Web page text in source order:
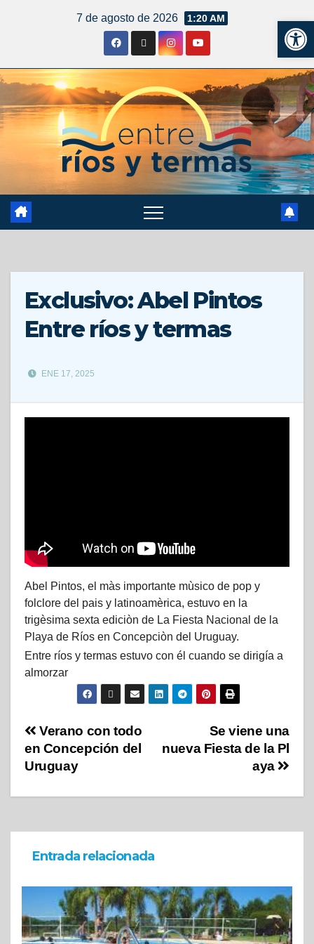
7 de agosto de 2026 1:20 AM
Exclusivo: Abel Pintos
Entre ríos y termas
ENE 17, 2025
Abel Pintos, el màs importante mùsico de pop y
folclore del pais y latinoamèrica, estuvo en la
trigèsima sexta ediciòn de La Fiesta Nacional de la
Playa de Ríos en Concepciòn del Uruguay.
Entre ríos y termas estuvo con él cuando se dirigía a
almorzar
Se viene una
nueva Fiesta de la Pl
aya
Verano con todo
en Concepción del
Uruguay
Entrada relacionada